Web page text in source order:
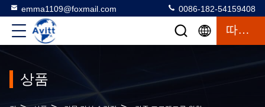
emma1109@foxmail.com 0086-182-54159408
따옴표
상품